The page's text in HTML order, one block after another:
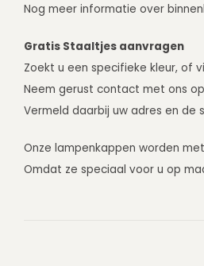
Nog meer informatie over
Gratis Staaltjes aanvragen
Zoekt u een specifieke kleur, of
Neem gerust contact met ons
Vermeld daarbij uw adres en
Onze lampenkappen worden
Omdat ze speciaal voor u op